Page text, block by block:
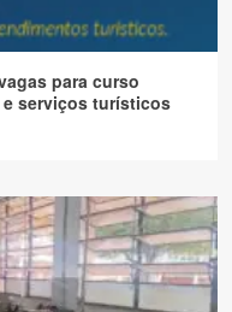
para curso
serviços turísticos